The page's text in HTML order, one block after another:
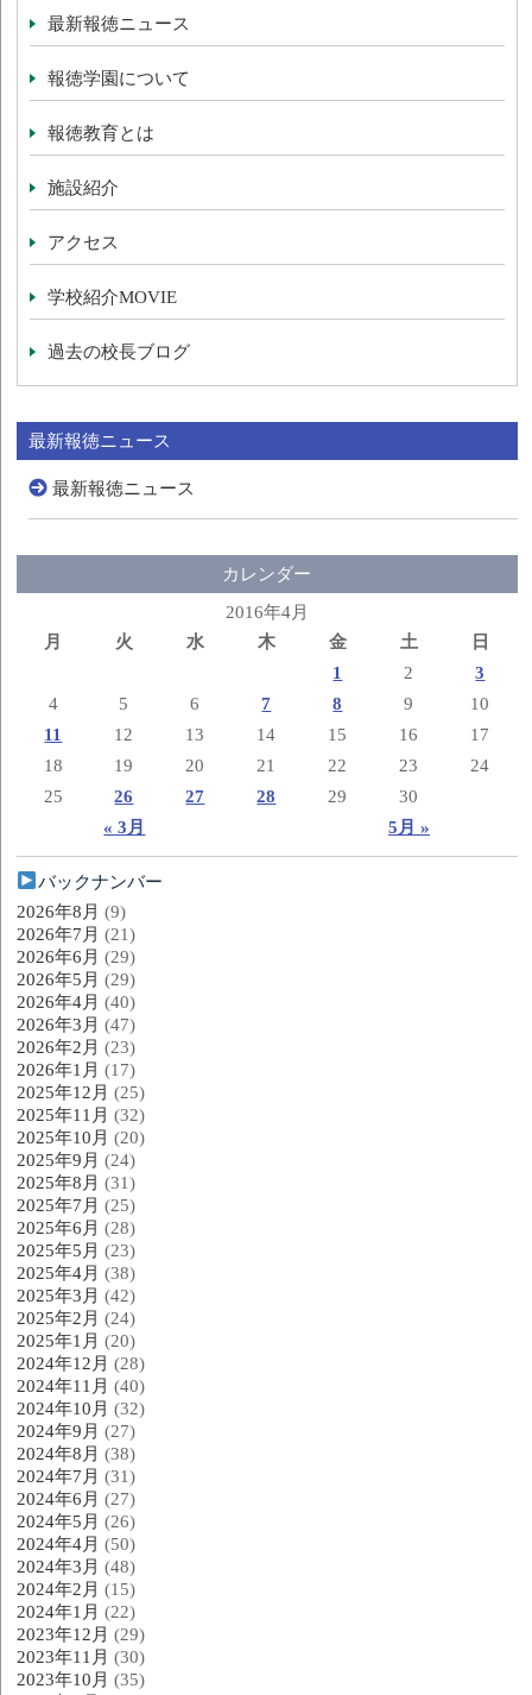
最新報徳ニュース
報徳学園について
報徳教育とは
施設紹介
アクセス
学校紹介MOVIE
過去の校長ブログ
最新報徳ニュース
最新報徳ニュース
カレンダー
2016年4月
月
火 水 木 金 土 日
« 3月 5月 »
1 2
3
4
5 6 7 8 9
10
11
12 13 14 15 16
17
18
19 20 21 22 23
24
25
26 27 28 29 30
バックナンバー
2026年8月 (9)
2026年7月 (21)
2026年6月 (29)
2026年5月 (29)
2026年4月 (40)
2026年3月 (47)
2026年2月 (23)
2026年1月 (17)
2025年12月 (25)
2025年11月 (32)
2025年10月 (20)
2025年9月 (24)
2025年8月 (31)
2025年7月 (25)
2025年6月 (28)
2025年5月 (23)
2025年4月 (38)
2025年3月 (42)
2025年2月 (24)
2025年1月 (20)
2024年12月 (28)
2024年11月 (40)
2024年10月 (32)
2024年9月 (27)
2024年8月 (38)
2024年7月 (31)
2024年6月 (27)
2024年5月 (26)
2024年4月 (50)
2024年3月 (48)
2024年2月 (15)
2024年1月 (22)
2023年12月 (29)
2023年11月 (30)
2023年10月 (35)